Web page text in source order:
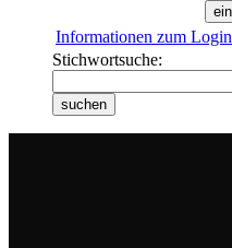
Informationen zum Login
Stichwortsuche: